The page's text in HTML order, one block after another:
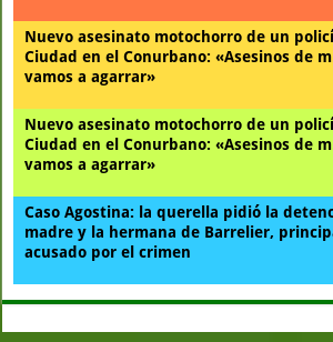
Nuevo asesinato motochorro de un
Ciudad en el Conurbano: «Asesinos de
vamos a agarrar»
Nuevo asesinato motochorro de un
Ciudad en el Conurbano: «Asesinos de
vamos a agarrar»
Caso Agostina: la querella pidió la
madre y la hermana de Barrelier,
acusado por el crimen